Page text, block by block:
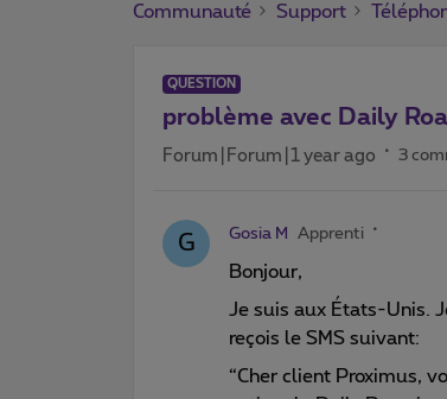
Communauté Support
QUESTION
problème avec Daily
Forum|Forum|1 year ago 3
G Gosia M Apprenti
Bonjour,
Je suis aux États-Unis.
reçois le SMS suivant:
“Cher client Proximus,